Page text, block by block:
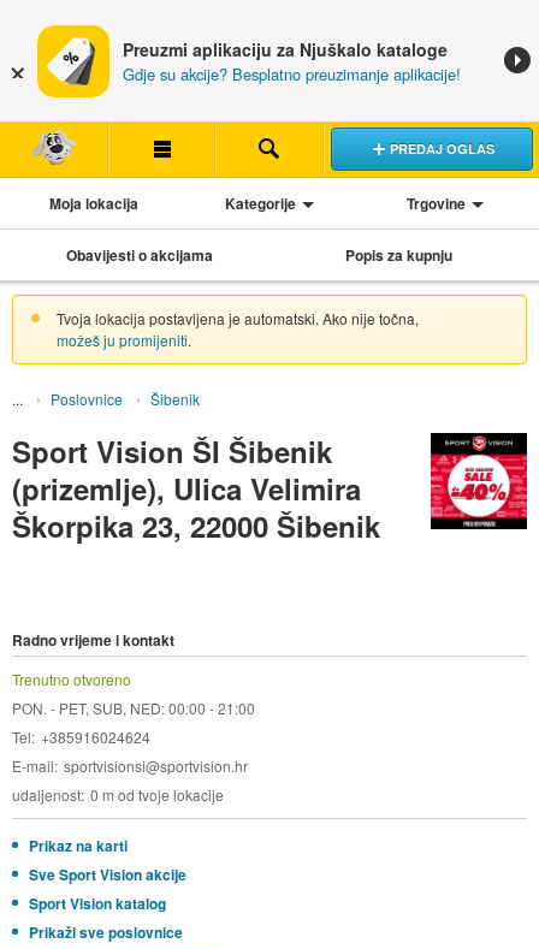
Preuzmi aplikaciju za Njuškalo kataloge
Gdje su akcije? Besplatno preuzimanje aplikacije!
PREDAJ OGLAS
Moja lokacija Kategorije Trgovine
Obavijesti o akcijama Popis za kupnju
Tvoja lokacija postavljena je automatski. Ako nije točna,
možeš ju promijeniti.
Poslovnice Šibenik
Sport Vision ŠI Šibenik
(prizemlje), Ulica Velimira
Škorpika 23, 22000 Šibenik
Radno vrijeme i kontakt
Trenutno otvoreno
PON. - PET, SUB, NED: 00:00 - 21:00
Tel +385916024624
E-mail sportvisionsi@sportvision.hr
udaljenost 0 m od tvoje lokacije
Prikaz na karti
Sve Sport Vision akcije
Sport Vision katalog
Prikaži sve poslovnice